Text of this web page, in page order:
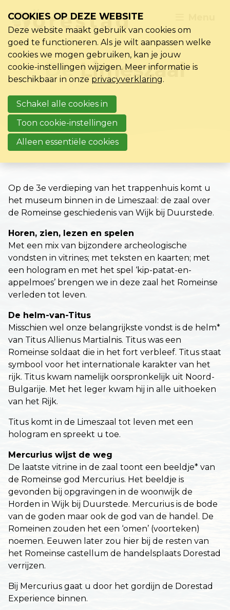
DeLimeszaal
Op de 3e verdieping van het trappenhuis komt u
het museum binnen in de Limeszaal: de zaal over
de Romeinse geschiedenis van Wijk bij Duurstede.
Horen, zien, lezen en spelen
Met een mix van bijzondere archeologische
vondsten in vitrines; met teksten en kaarten; met
een hologram en met het spel ‘kip-patat-en-
appelmoes’ brengen we in deze zaal het Romeinse
verleden tot leven.
De helm-van-Titus
Misschien wel onze belangrijkste vondst is de helm*
van Titus Allienus Martialnis. Titus was een
Romeinse soldaat die in het fort verbleef. Titus staat
symbool voor het internationale karakter van het
rijk. Titus kwam namelijk oorspronkelijk uit Noord-
Bulgarije. Met het leger kwam hij in alle uithoeken
van het Rijk.
Titus komt in de Limeszaal tot leven met een
hologram en spreekt u toe.
Mercurius wijst de weg
De laatste vitrine in de zaal toont een beeldje* van
de Romeinse god Mercurius. Het beeldje is
gevonden bij opgravingen in de woonwijk de
Horden in Wijk bij Duurstede. Mercurius is de bode
van de goden maar ook de god van de handel. De
Romeinen zouden het een ‘omen’ (voorteken)
noemen. Eeuwen later zou hier bij de resten van
het Romeinse castellum de handelsplaats Dorestad
verrijzen.
Bij Mercurius gaat u door het gordijn de Dorestad
Experience binnen.
COOKIES OP DEZE WEBSITE
Deze website maakt gebruik van cookies om
goed te functioneren. Als je wilt aanpassen welke
cookies we mogen gebruiken, kan je jouw
cookie-instellingen wijzigen. Meer informatie is
beschikbaar in onze privacyverklaring.
Schakel alle cookies in
Toon cookie-instellingen
Alleen essentiële cookies